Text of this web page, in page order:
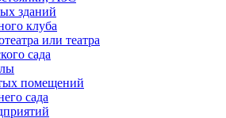
зданий
клуба
или театра
сада
помещений
сада